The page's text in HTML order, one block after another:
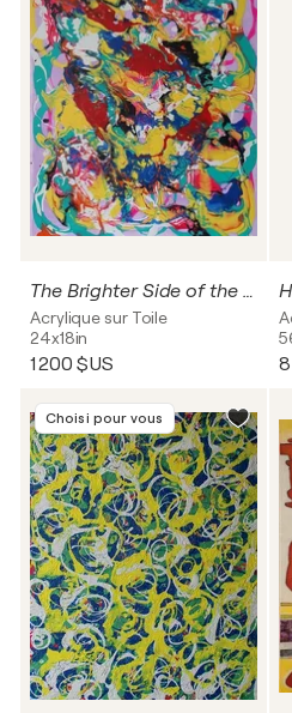
The Brighter Side of the Day 2
Acrylique sur Toile
24x18in
1 200 $US
Choisi pour vous